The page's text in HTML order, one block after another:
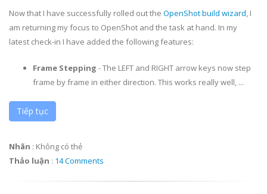
Now that I have successfully rolled out the OpenShot build wizard, I
am returning my focus to OpenShot and the task at hand. In my
latest check-in I have added the following features:
Frame Stepping - The LEFT and RIGHT arrow keys now step
frame by frame in either direction. This works really well, ...
Tiếp tục
Nhãn : Không có thẻ
Thảo luận : 14 Comments